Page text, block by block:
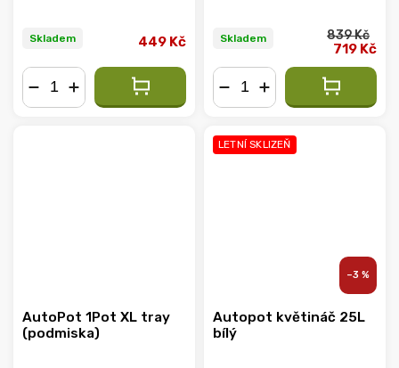
Skladem 449 Kč Skladem 839 Kč
719 Kč
AutoPot 1Pot XL tray
(podmiska)
LETNÍ SKLIZEŇ
–3 %
Autopot květináč 25L
bílý